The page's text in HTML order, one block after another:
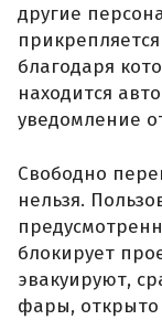
другие
благодаря
находится
уведомление
Свободно
нельзя.
блокирует
эвакуируют,
фары, открыто